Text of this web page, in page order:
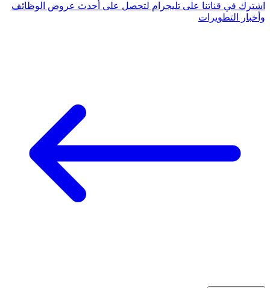
اشترك في قناتنا على تليجرام لتحصل على أحدث عروض الوظائف
وأخبار التطويرات